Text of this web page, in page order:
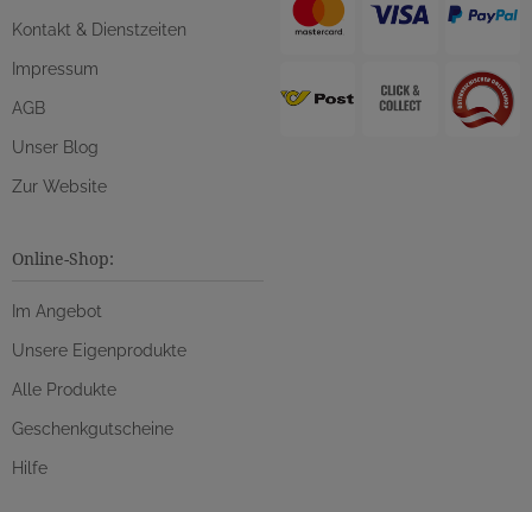
Kontakt & Dienstzeiten
Impressum
AGB
Unser Blog
Zur Website
Online-Shop:
Im Angebot
Unsere Eigenprodukte
Alle Produkte
Geschenkgutscheine
Hilfe